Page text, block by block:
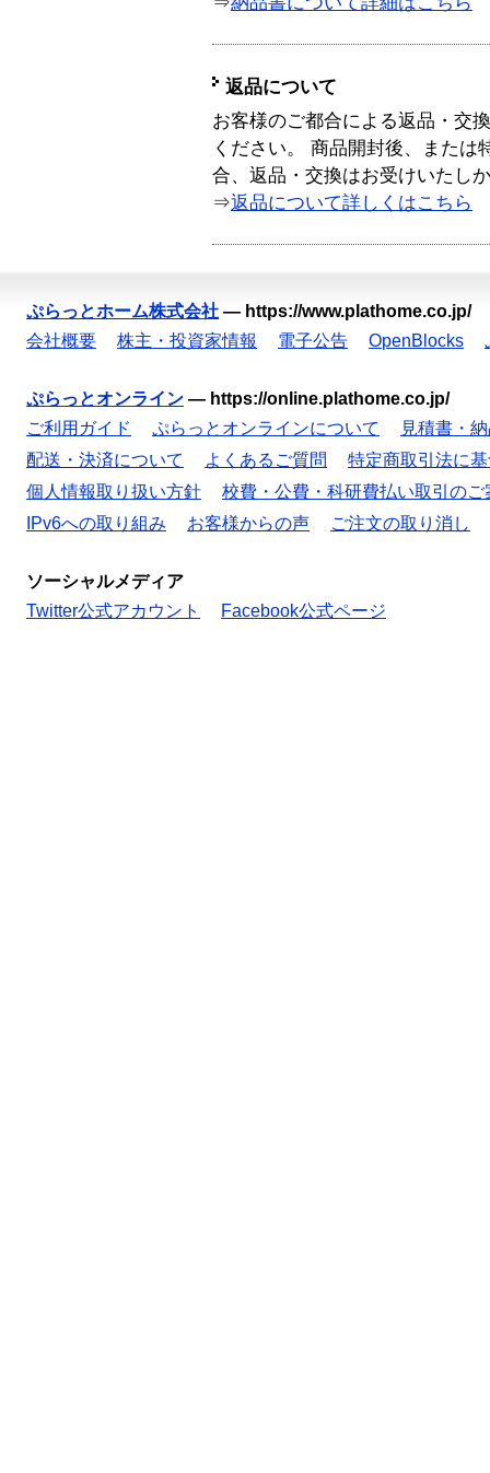
返品について
お客様のご都合による返品・交
ください。 商品開封後、または
合、返品・交換はお受けいたし
⇒返品について詳しくはこちら
ぷらっとホーム株式会社 — https://www.plathome.co.jp/
会社概要
株主・投資家情報 電子公告 OpenBlocks
ぷらっとオンライン — https://online.plathome.co.jp/
ご利用ガイド
ぷらっとオンラインについて
見積書・
配送・決済について
よくあるご質問
特定商取引法に
個人情報取り扱い方針
校費・公費・科研費払い取引のご
IPv6への取り組み
お客様からの声 ご注文の取り消し
ソーシャルメディア
Twitter公式アカウント
Facebook公式ページ